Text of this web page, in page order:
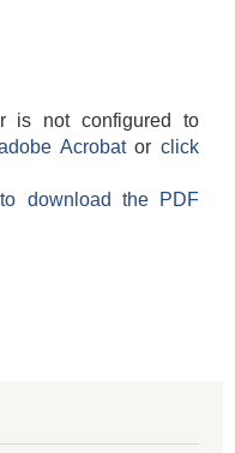
is not configured to
Acrobatorclick
download the PDF